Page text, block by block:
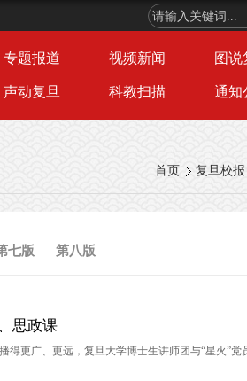
专题报道 视频新闻 图说
声动复旦 科教扫描 通知
首页 复旦校报
七版 第八版
思政课
得更广、更远，复旦大学博士生讲师团与“星火”